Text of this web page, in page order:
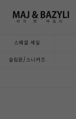
스페셜 세일
슬립온/스니커즈